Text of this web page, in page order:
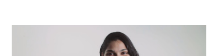
ES Gás, apoio cultural do Instituto Energisa e da Malloca Streetwear,
apoio institucional da Universidade Federal do Espírito Santo e